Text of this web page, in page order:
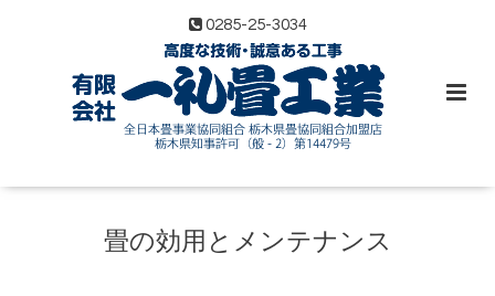
0285-25-3034
畳の効用とメンテナンス